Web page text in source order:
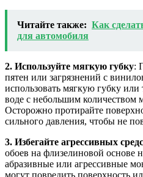
Читайте также: Как
для автомобиля
2. Используйте мягкую губку:
пятен или загрязнений с
использовать мягкую губку
воде с небольшим количеством
Осторожно протирайте
сильного давления, чтобы не
3. Избегайте агрессивных
обоев на флизелиновой основе
абразивные или агрессивные
могут повредить поверхность